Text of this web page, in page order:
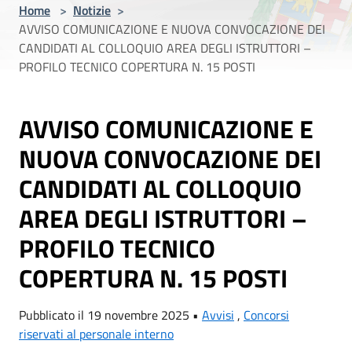
Home > Notizie >
AVVISO COMUNICAZIONE E NUOVA CONVOCAZIONE DEI
CANDIDATI AL COLLOQUIO AREA DEGLI ISTRUTTORI –
PROFILO TECNICO COPERTURA N. 15 POSTI
AVVISO COMUNICAZIONE E
NUOVA CONVOCAZIONE DEI
CANDIDATI AL COLLOQUIO
AREA DEGLI ISTRUTTORI –
PROFILO TECNICO
COPERTURA N. 15 POSTI
Pubblicato il 19 novembre 2025 • Avvisi , Concorsi
riservati al personale interno